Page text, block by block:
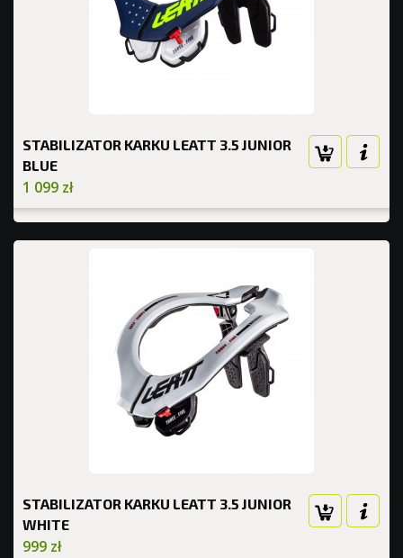
STABILIZATOR KARKU LEATT 3.5 JUNIOR
BLUE
1 099 zł
STABILIZATOR KARKU LEATT 3.5 JUNIOR
WHITE
999 zł